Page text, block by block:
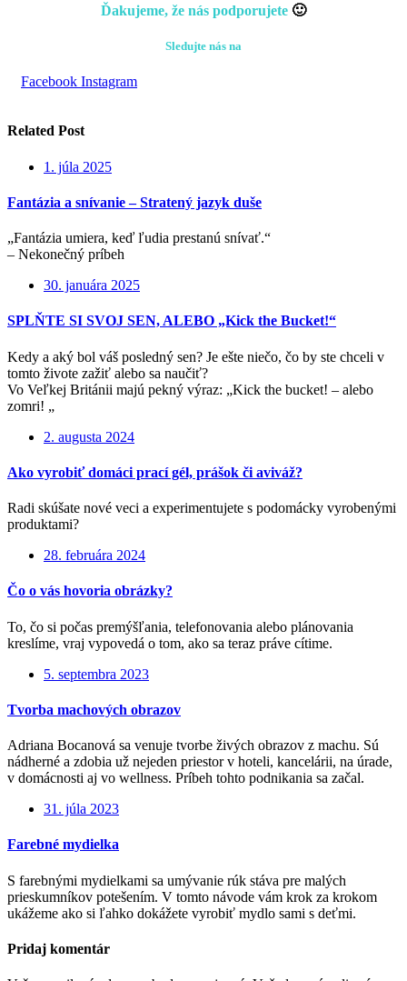
Ďakujeme, že nás podporujete 🙂
Sledujte nás na
Facebook Instagram
Related Post
1. júla 2025
Fantázia a snívanie – Stratený jazyk duše
„Fantázia umiera, keď ľudia prestanú snívať.“
– Nekonečný príbeh
30. januára 2025
SPLŇTE SI SVOJ SEN, ALEBO „Kick the Bucket!“
Kedy a aký bol váš posledný sen? Je ešte niečo, čo by ste chceli v
tomto živote zažiť alebo sa naučiť?
Vo Veľkej Británii majú pekný výraz: „Kick the bucket! – alebo
zomri! „
2. augusta 2024
Ako vyrobiť domáci prací gél, prášok či aviváž?
Radi skúšate nové veci a experimentujete s podomácky vyrobenými
produktami?
28. februára 2024
Čo o vás hovoria obrázky?
To, čo si počas premýšľania, telefonovania alebo plánovania
kreslíme, vraj vypovedá o tom, ako sa teraz práve cítime.
5. septembra 2023
Tvorba machových obrazov
Adriana Bocanová sa venuje tvorbe živých obrazov z machu. Sú
nádherné a zdobia už nejeden priestor v hoteli, kancelárii, na úrade,
v domácnosti aj vo wellness. Príbeh tohto podnikania sa začal.
31. júla 2023
Farebné mydielka
S farebnými mydielkami sa umývanie rúk stáva pre malých
prieskumníkov potešením. V tomto návode vám krok za krokom
ukážeme ako si ľahko dokážete vyrobiť mydlo sami s deťmi.
Pridaj komentár